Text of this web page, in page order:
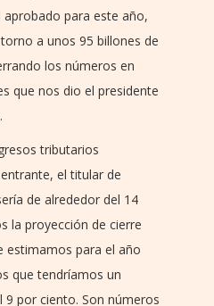
para este año,
a unos 95 billones de
los números en
que nos dio el presidente
tributarios
el titular de
de alrededor del 14
la proyección de cierre
estimamos para el año
que tendríamos un
por ciento. Son números